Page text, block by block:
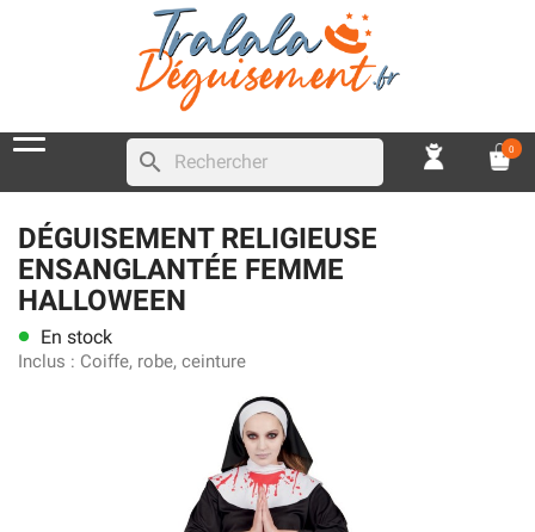
search 0
DÉGUISEMENT RELIGIEUSE
ENSANGLANTÉE FEMME
HALLOWEEN
lens En stock
Inclus : Coiffe, robe, ceinture